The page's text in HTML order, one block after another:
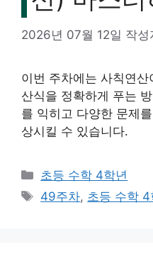
2026년 07월 12일 작성
이번 주차에는 사칙연
산식을 정확하게 푸는
를 익히고 다양한 문제
상시킬 수 있습니다.
카
테
초등 수학 4학년
태
49주차, 초등 수학 4